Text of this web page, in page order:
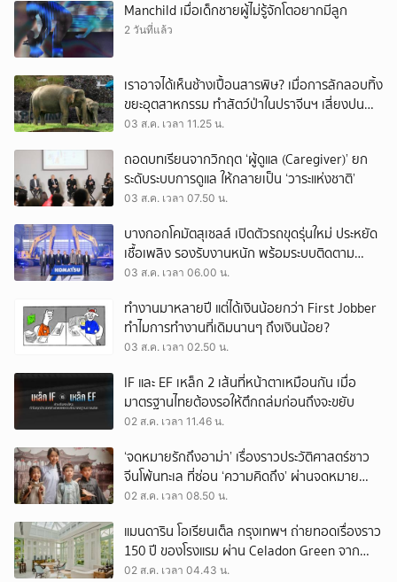
Manchild เมื่อเด็กชายผู้ไม่รู้จักโตอยากมีลูก
2 วันที่แล้ว
เราอาจได้เห็นช้างเปื้อนสารพิษ? เมื่อการลักลอบทิ้ง
ขยะอุตสาหกรรม ทำสัตว์ป่าในปราจีนฯ เสี่ยงปน
เปื้อน
03 ส.ค. เวลา 11.25 น.
ถอดบทเรียนจากวิกฤต ‘ผู้ดูแล (Caregiver)’ ยก
ระดับระบบการดูแล ให้กลายเป็น ‘วาระแห่งชาติ’
03 ส.ค. เวลา 07.50 น.
บางกอกโคมัตสุเซลส์ เปิดตัวรถขุดรุ่นใหม่ ประหยัด
เชื้อเพลิง รองรับงานหนัก พร้อมระบบติดตาม
เครื่องจักรผ่านดาวเทียม
03 ส.ค. เวลา 06.00 น.
ทำงานมาหลายปี แต่ได้เงินน้อยกว่า First Jobber
ทำไมการทำงานที่เดิมนานๆ ถึงเงินน้อย?
03 ส.ค. เวลา 02.50 น.
IF และ EF เหล็ก 2 เส้นที่หน้าตาเหมือนกัน เมื่อ
มาตรฐานไทยต้องรอให้ตึกถล่มก่อนถึงจะขยับ
02 ส.ค. เวลา 11.46 น.
‘จดหมายรักถึงอาม่า’ เรื่องราวประวัติศาสตร์ชาว
จีนโพ้นทะเล ที่ซ่อน ‘ความคิดถึง’ ผ่านจดหมาย
‘โพยก๊วน’
02 ส.ค. เวลา 08.50 น.
แมนดาริน โอเรียนเต็ล กรุงเทพฯ ถ่ายทอดเรื่องราว
150 ปี ของโรงแรม ผ่าน Celadon Green จาก
เครื่องศิลาดล
02 ส.ค. เวลา 04.43 น.